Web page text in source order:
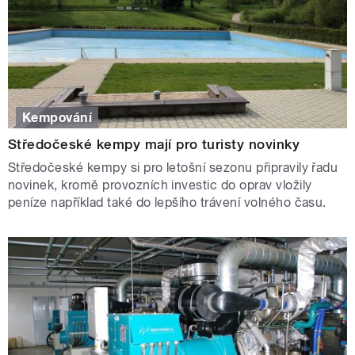
Kempování
Středočeské kempy mají pro turisty novinky
Středočeské kempy si pro letošní sezonu připravily řadu
novinek, kromě provozních investic do oprav vložily
peníze například také do lepšího trávení volného času.